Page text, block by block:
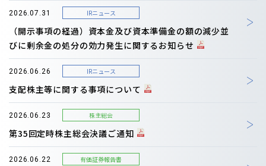
2026.07.31 IRニュース
（開示事項の経過）資本金及び資本準備金の額の減少並
びに剰余金の処分の効力発生に関するお知らせ
2026.06.26 IRニュース
支配株主等に関する事項について
2026.06.23 株主総会
第35回定時株主総会決議ご通知
2026.06.22 有価証券報告書